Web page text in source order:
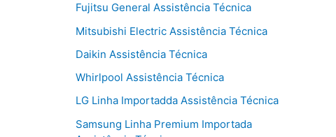
Fujitsu General Assistência Técnica
Mitsubishi Electric Assistência Técnica
Daikin Assistência Técnica
Whirlpool Assistência Técnica
LG Linha Importadda Assistência Técnica
Samsung Linha Premium Importada